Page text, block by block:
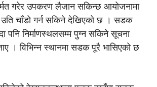
गरेर उपकरण लैजान सकिन्छ आयोजनामा
उति चाँडो गर्न सकिने देखिएको छ । सडक
पनि निर्माणस्थलसम्म पुग्न सकिने सूचना
। विभिन्न स्थानमा सडक पूरै भासिएको छ